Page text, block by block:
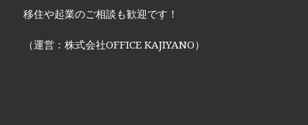
移住や起業のご相談も歓迎です！
（運営：株式会社OFFICE KAJIYANO）